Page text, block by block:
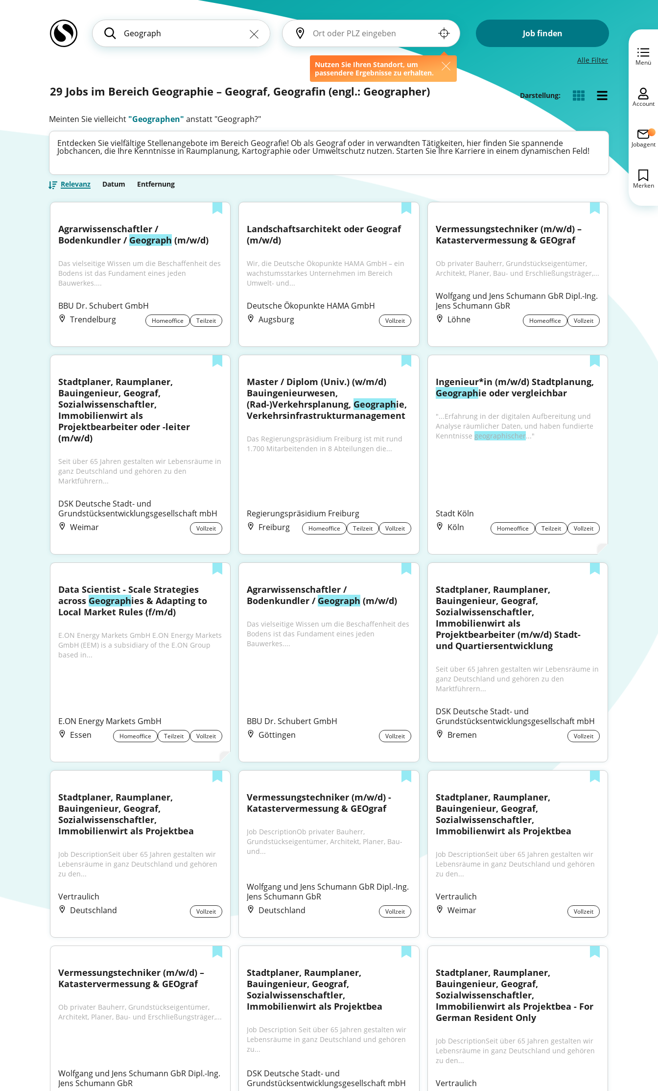
Nutzen Sie Ihren Standort, um
passendere Ergebnisse zu erhalten.
Job finden
Alle Filter
29 Jobs im Bereich Geographie – Geograf, Geografin (engl.: Geographer) Darstellung:
Meinten Sie vielleicht "Geographen" anstatt "Geograph?"
Entdecken Sie vielfältige Stellenangebote im Bereich Geografie! Ob als Geograf oder in verwandten Tätigkeiten, hier finden Sie spannende
Jobchancen, die Ihre Kenntnisse in Raumplanung, Kartographie oder Umweltschutz nutzen. Starten Sie Ihre Karriere in einem dynamischen Feld!
Relevanz Datum Entfernung
Agrarwissenschaftler /
Bodenkundler / Geograph (m/w/d)
Das vielseitige Wissen um die Beschaffenheit des
Bodens ist das Fundament eines jeden
Bauwerkes....
BBU Dr. Schubert GmbH
Trendelburg
Homeoffice Teilzeit
Landschaftsarchitekt oder Geograf
(m/w/d)
Wir, die Deutsche Ökopunkte HAMA GmbH – ein
wachstumsstarkes Unternehmen im Bereich
Umwelt- und...
Deutsche Ökopunkte HAMA GmbH
Augsburg
Vollzeit
Vermessungstechniker (m/w/d) –
Katastervermessung & GEOgraf
Ob privater Bauherr, Grundstückseigentümer,
Architekt, Planer, Bau- und Erschließungsträger,...
Wolfgang und Jens Schumann GbR Dipl.-Ing.
Jens Schumann GbR
Löhne
Homeoffice Vollzeit
Stadtplaner, Raumplaner,
Bauingenieur, Geograf,
Sozialwissenschaftler,
Immobilienwirt als
Projektbearbeiter oder -leiter
(m/w/d)
Seit über 65 Jahren gestalten wir Lebensräume in
ganz Deutschland und gehören zu den
Marktführern...
DSK Deutsche Stadt- und
Grundstücksentwicklungsgesellschaft mbH
Weimar
Vollzeit
Master / Diplom (Univ.) (w/m/d)
Bauingenieurwesen,
(Rad-)Verkehrsplanung, Geographie,
Verkehrsinfrastrukturmanagement
Das Regierungspräsidium Freiburg ist mit rund
1.700 Mitarbeitenden in 8 Abteilungen die...
Regierungspräsidium Freiburg
Freiburg
Homeoffice Teilzeit Vollzeit
Geographie oder vergleichbar
"...Erfahrung in der digitalen Aufbereitung und
Analyse räumlicher Daten, und haben fundierte
Kenntnisse geographischer..."
Stadt Köln
Köln
Homeoffice Teilzeit Vollzeit
Data Scientist - Scale Strategies
across Geographies & Adapting to
Local Market Rules (f/m/d)
E.ON Energy Markets GmbH E.ON Energy Markets
GmbH (EEM) is a subsidiary of the E.ON Group
based in...
E.ON Energy Markets GmbH
Essen
Homeoffice Teilzeit Vollzeit
Agrarwissenschaftler /
Bodenkundler / Geograph (m/w/d)
Das vielseitige Wissen um die Beschaffenheit des
Bodens ist das Fundament eines jeden
Bauwerkes....
BBU Dr. Schubert GmbH
Göttingen
Vollzeit
Stadtplaner, Raumplaner,
Bauingenieur, Geograf,
Sozialwissenschaftler,
Immobilienwirt als
Projektbearbeiter (m/w/d) Stadt-
und Quartiersentwicklung
Seit über 65 Jahren gestalten wir Lebensräume in
ganz Deutschland und gehören zu den
Marktführern...
DSK Deutsche Stadt- und
Grundstücksentwicklungsgesellschaft mbH
Bremen
Vollzeit
Stadtplaner, Raumplaner,
Bauingenieur, Geograf,
Sozialwissenschaftler,
Immobilienwirt als Projektbea
Job DescriptionSeit über 65 Jahren gestalten wir
Lebensräume in ganz Deutschland und gehören
zu den...
Vertraulich
Deutschland
Vollzeit
Vermessungstechniker (m/w/d) -
Katastervermessung & GEOgraf
Job DescriptionOb privater Bauherr,
Grundstückseigentümer, Architekt, Planer, Bau-
und...
Wolfgang und Jens Schumann GbR Dipl.-Ing.
Jens Schumann GbR
Deutschland
Vollzeit
Stadtplaner, Raumplaner,
Bauingenieur, Geograf,
Sozialwissenschaftler,
Immobilienwirt als Projektbea
Job DescriptionSeit über 65 Jahren gestalten wir
Lebensräume in ganz Deutschland und gehören
zu den...
Vertraulich
Weimar
Vollzeit
Vermessungstechniker (m/w/d) –
Katastervermessung & GEOgraf
Ob privater Bauherr, Grundstückseigentümer,
Architekt, Planer, Bau- und Erschließungsträger,...
Wolfgang und Jens Schumann GbR Dipl.-Ing.
Jens Schumann GbR
Stadtplaner, Raumplaner,
Bauingenieur, Geograf,
Sozialwissenschaftler,
Immobilienwirt als Projektbea
Job Description Seit über 65 Jahren gestalten wir
Lebensräume in ganz Deutschland und gehören
zu...
DSK Deutsche Stadt- und
Grundstücksentwicklungsgesellschaft mbH
Stadtplaner, Raumplaner,
Bauingenieur, Geograf,
Sozialwissenschaftler,
Immobilienwirt als Projektbea - For
German Resident Only
Job DescriptionSeit über 65 Jahren gestalten wir
Lebensräume in ganz Deutschland und gehören
zu den...
Vertraulich
Menü
Account
Jobagent
Merken